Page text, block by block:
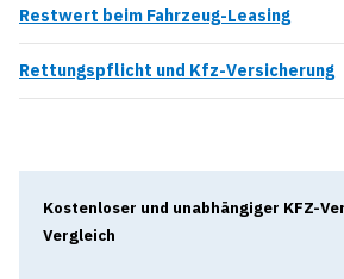
Restwert beim Fahrzeug-Leasing
Rettungspflicht und Kfz-Versicherung
Kostenloser und unabhängiger KFZ-
Vergleich